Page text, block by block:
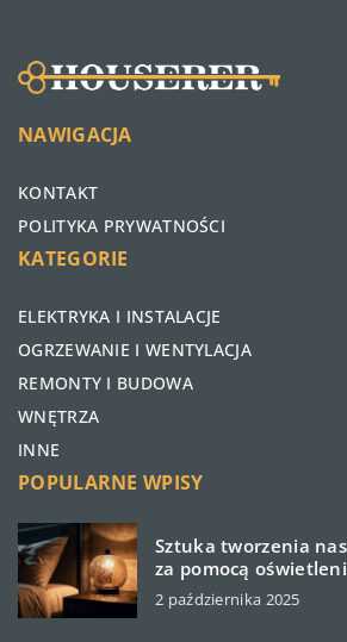
NAWIGACJA
KONTAKT
POLITYKA PRYWATNOŚCI
KATEGORIE
ELEKTRYKA I INSTALACJE
OGRZEWANIE I WENTYLACJA
REMONTY I BUDOWA
WNĘTRZA
INNE
POPULARNE WPISY
Sztuka tworzenia
za pomocą
2 października 2025